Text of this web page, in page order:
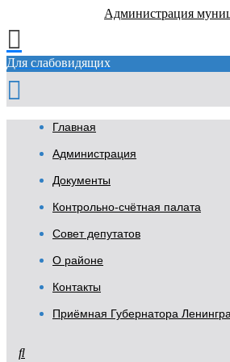
Администрация
Для слабовидящих
Главная
Администрация
Документы
Контрольно-счётная палата
Совет депутатов
О районе
Контакты
Приёмная Губернатора